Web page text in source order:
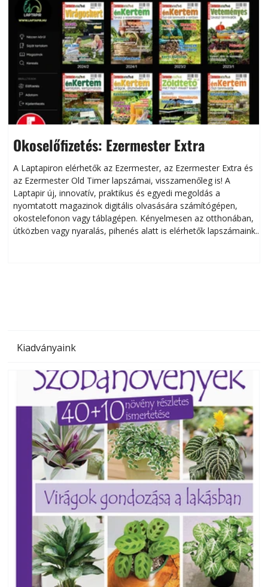
Okoselőfizetés: Ezermester Extra
A Laptapiron elérhetők az Ezermester, az Ezermester Extra és
az Ezermester Old Timer lapszámai, visszamenőleg is! A
Laptapir új, innovatív, praktikus és egyedi megoldás a
nyomtatott magazinok digitális olvasására számítógépen,
okostelefonon vagy táblagépen. Kényelmesen az otthonában,
útközben vagy nyaralás, pihenés alatt is elérhetők lapszámaink.
Kiadványaink